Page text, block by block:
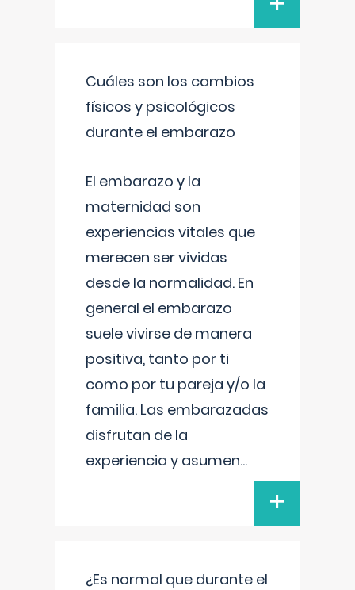
Cuáles son los cambios
físicos y psicológicos
durante el embarazo
El embarazo y la
maternidad son
experiencias vitales que
merecen ser vividas
desde la normalidad. En
general el embarazo
suele vivirse de manera
positiva, tanto por ti
como por tu pareja y/o la
familia. Las embarazadas
disfrutan de la
experiencia y asumen...
+
¿Es normal que durante el